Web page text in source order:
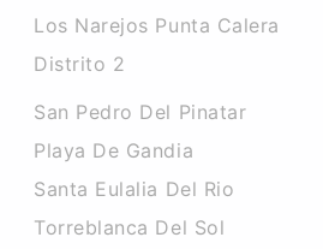
Los Narejos Punta Calera
Distrito 2
San Pedro Del Pinatar
Playa De Gandia
Santa Eulalia Del Rio
Torreblanca Del Sol